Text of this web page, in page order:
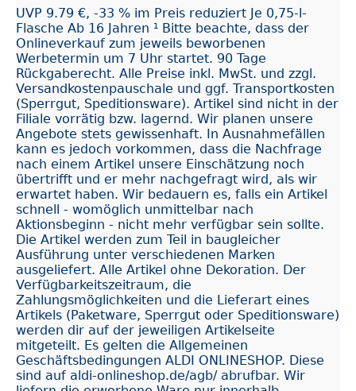
UVP 9.79 €, -33 % im Preis reduziert Je 0,75-l-
Flasche Ab 16 Jahren ¹ Bitte beachte, dass der
Onlineverkauf zum jeweils beworbenen
Werbetermin um 7 Uhr startet. 90 Tage
Rückgaberecht. Alle Preise inkl. MwSt. und zzgl.
Versandkostenpauschale und ggf. Transportkosten
(Sperrgut, Speditionsware). Artikel sind nicht in der
Filiale vorrätig bzw. lagernd. Wir planen unsere
Angebote stets gewissenhaft. In Ausnahmefällen
kann es jedoch vorkommen, dass die Nachfrage
nach einem Artikel unsere Einschätzung noch
übertrifft und er mehr nachgefragt wird, als wir
erwartet haben. Wir bedauern es, falls ein Artikel
schnell - womöglich unmittelbar nach
Aktionsbeginn - nicht mehr verfügbar sein sollte.
Die Artikel werden zum Teil in baugleicher
Ausführung unter verschiedenen Marken
ausgeliefert. Alle Artikel ohne Dekoration. Der
Verfügbarkeitszeitraum, die
Zahlungsmöglichkeiten und die Lieferart eines
Artikels (Paketware, Sperrgut oder Speditionsware)
werden dir auf der jeweiligen Artikelseite
mitgeteilt. Es gelten die Allgemeinen
Geschäftsbedingungen ALDI ONLINESHOP. Diese
sind auf aldi-onlineshop.de/agb/ abrufbar. Wir